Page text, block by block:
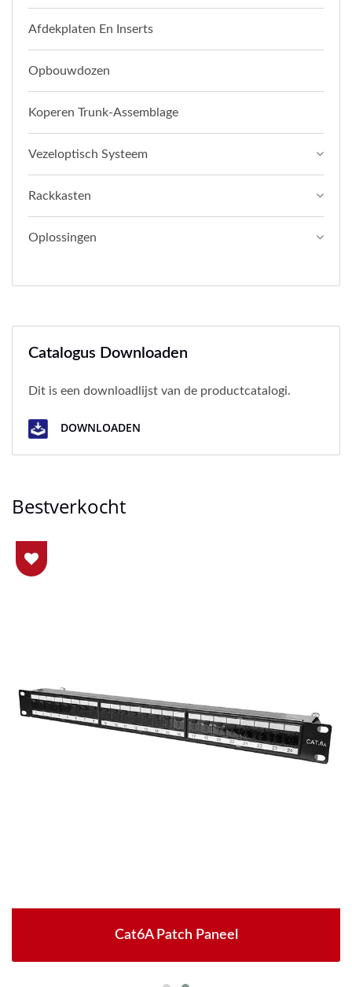
Afdekplaten En Inserts
Opbouwdozen
Koperen Trunk-Assemblage
Vezeloptisch Systeem
Rackkasten
Oplossingen
Catalogus Downloaden
Dit is een downloadlijst van de productcatalogi.
DOWNLOADEN
Bestverkocht
Cat6A Patch Paneel